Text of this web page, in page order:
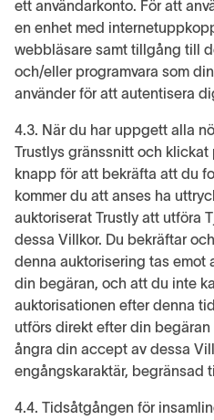
ett användarkonto. För att
en enhet med
webbläsare samt tillgång till
och/eller programvara som
använder för att autentisera
4.3. När du har uppgett alla
Trustlys gränssnitt och
knapp för att bekräfta att du
kommer du att anses ha
auktoriserat Trustly att utföra
dessa Villkor. Du bekräftar
denna auktorisering tas emot
din begäran, och att du inte
auktorisationen efter denna
utförs direkt efter din
ångra din accept av dessa
engångskaraktär, begränsad
4.4. Tidsåtgången för